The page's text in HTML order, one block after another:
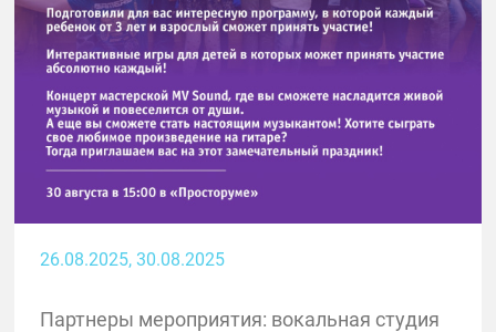
26.08.2025, 30.08.2025
Партнеры мероприятия: вокальная студия